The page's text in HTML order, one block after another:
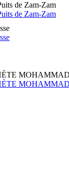
de Zam-Zam
de Zam-Zam